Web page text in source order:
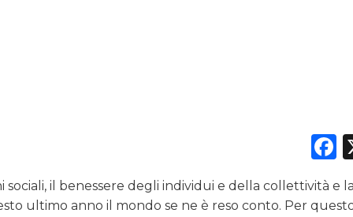
il benessere degli individui e della collettività e
ultimo anno il mondo se ne è reso conto. Per